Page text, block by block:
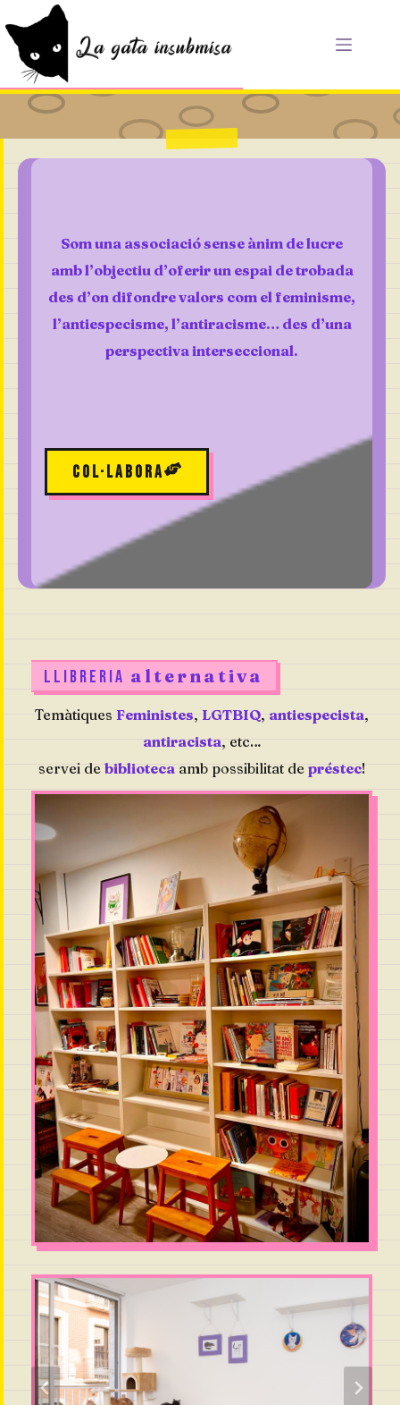
al
contenido
Som una associació sense ànim de lucre
amb l’objectiu d’oferir un espai de trobada
des d’on difondre valors com el feminisme,
l’antiespecisme, l’antiracisme… des d’una
perspectiva interseccional.
Col·labora
LLIBRERIA alternativa
Temàtiques Feministes, LGTBIQ, antiespecista,
antiracista, etc…
servei de bibliotecaamb possibilitat de préstec!